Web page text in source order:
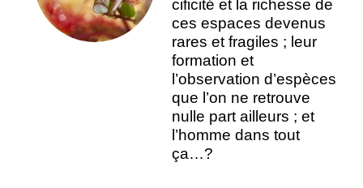
cificité et la richesse de
ces espaces devenus
rares et fragiles ; leur
formation et
l’observation d’espèces
que l’on ne retrouve
nulle part ailleurs ; et
l’homme dans tout
ça…?